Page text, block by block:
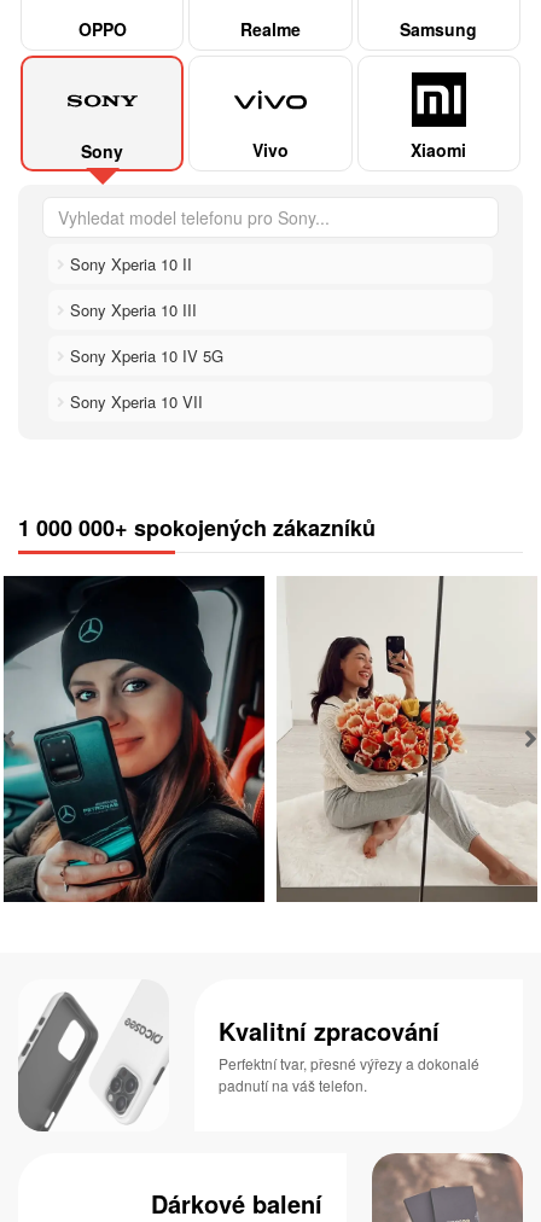
OPPO Realme Samsung
Sony Vivo Xiaomi
Sony Xperia 10 II
Sony Xperia 10 III
Sony Xperia 10 IV 5G
Sony Xperia 10 VII
1 000 000+ spokojených zákazníků
Kvalitní zpracování
Perfektní tvar, přesné výřezy a dokonalé
padnutí na váš telefon.
Dárkové balení